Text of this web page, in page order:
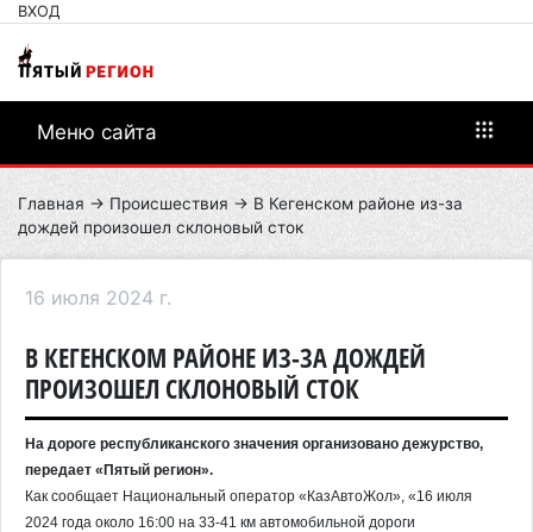
ВХОД
Меню сайта
Главная → Происшествия → В Кегенском районе из-за
дождей произошел склоновый сток
16 июля 2024 г.
В КЕГЕНСКОМ РАЙОНЕ ИЗ-ЗА ДОЖДЕЙ
ПРОИЗОШЕЛ СКЛОНОВЫЙ СТОК
На дороге республиканского значения организовано дежурство,
передает «Пятый регион».
Как сообщает Национальный оператор «КазАвтоЖол», «16 июля
2024 года около 16:00 на 33-41 км автомобильной дороги